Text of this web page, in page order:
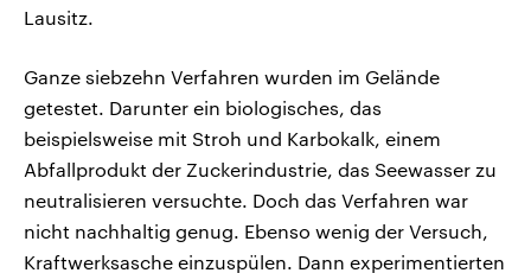
Lausitz.
Ganze siebzehn Verfahren wurden im Gelände
getestet. Darunter ein biologisches, das
beispielsweise mit Stroh und Karbokalk, einem
Abfallprodukt der Zuckerindustrie, das Seewasser zu
neutralisieren versuchte. Doch das Verfahren war
nicht nachhaltig genug. Ebenso wenig der Versuch,
Kraftwerksasche einzuspülen. Dann experimentierten